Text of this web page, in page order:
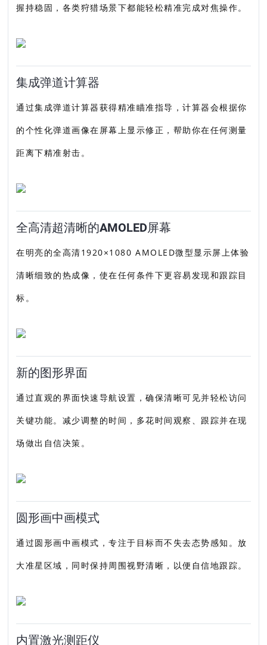
握持稳固，各类狩猎场景下都能轻松精准完成对焦操作。
集成弹道计算器
通过集成弹道计算器获得精准瞄准指导，计算器会根据你
的个性化弹道画像在屏幕上显示修正，帮助你在任何测量
距离下精准射击。
全高清超清晰的AMOLED屏幕
在明亮的全高清1920×1080 AMOLED微型显示屏上体验
清晰细致的热成像，使在任何条件下更容易发现和跟踪目
标。
新的图形界面
通过直观的界面快速导航设置，确保清晰可见并轻松访问
关键功能。减少调整的时间，多花时间观察、跟踪并在现
场做出自信决策。
圆形画中画模式
通过圆形画中画模式，专注于目标而不失去态势感知。放
大准星区域，同时保持周围视野清晰，以便自信地跟踪。
内置激光测距仪